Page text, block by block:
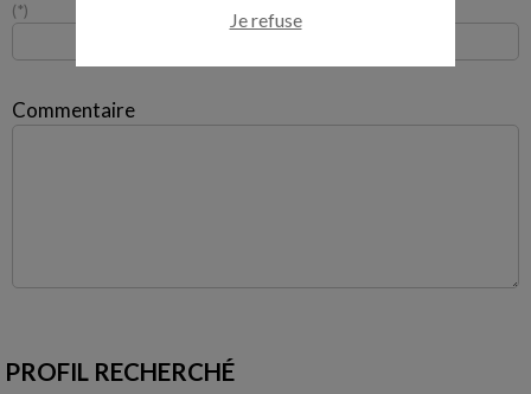
*
Commentaire
PROFIL RECHERCHÉ
Je refuse